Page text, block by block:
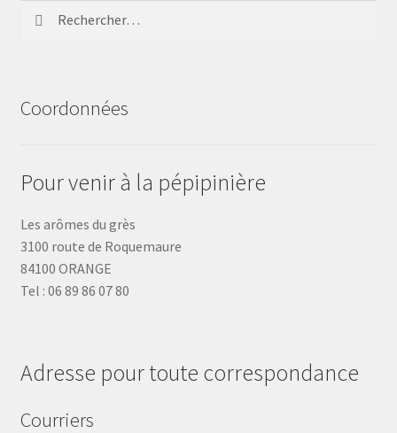
Coordonnées
Pour venir à la pépipinière
Les arômes du grès
3100 route de Roquemaure
84100 ORANGE
Tel : 06 89 86 07 80
Adresse pour toute correspondance
Courriers